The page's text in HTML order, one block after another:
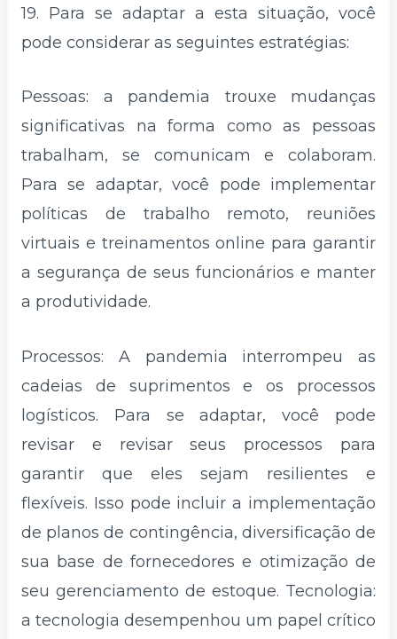
19. Para se adaptar a esta situação, você
pode considerar as seguintes estratégias:
Pessoas: a pandemia trouxe mudanças
significativas na forma como as pessoas
trabalham, se comunicam e colaboram.
Para se adaptar, você pode implementar
políticas de trabalho remoto, reuniões
virtuais e treinamentos online para garantir
a segurança de seus funcionários e manter
a produtividade.
Processos: A pandemia interrompeu as
cadeias de suprimentos e os processos
logísticos. Para se adaptar, você pode
revisar e revisar seus processos para
garantir que eles sejam resilientes e
flexíveis. Isso pode incluir a implementação
de planos de contingência, diversificação de
sua base de fornecedores e otimização de
seu gerenciamento de estoque. Tecnologia:
a tecnologia desempenhou um papel crítico